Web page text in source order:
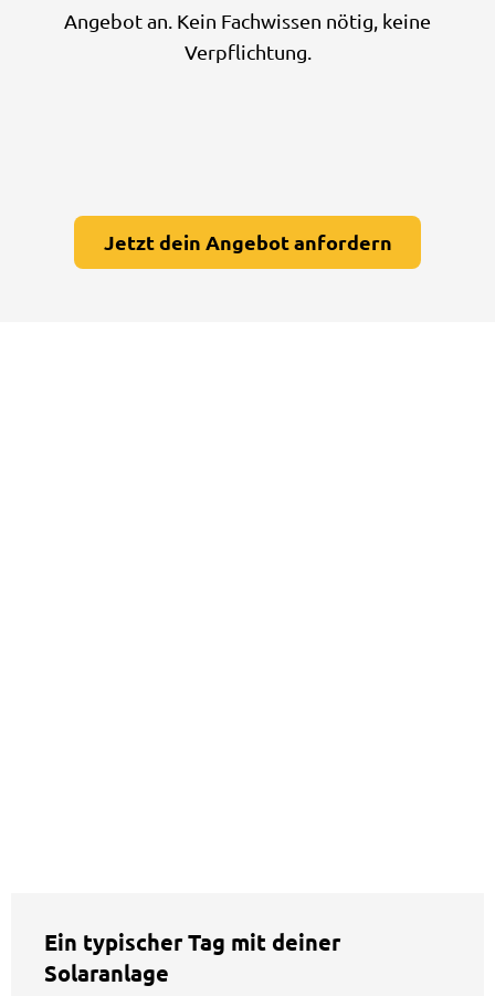
Angebot an. Kein Fachwissen nötig, keine
Verpflichtung.
Jetzt dein Angebot anfordern
Ein typischer Tag mit deiner
Solaranlage